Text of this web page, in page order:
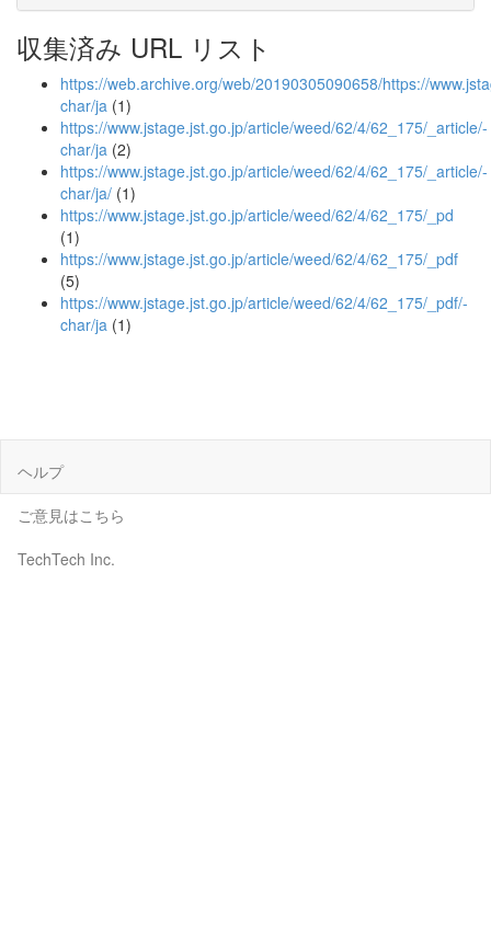
収集済み URL リスト
https://web.archive.org/web/20190305090658/https://
char/ja (1)
https://www.jstage.jst.go.jp/article/weed/62/4/62_175/_article/-
char/ja (2)
https://www.jstage.jst.go.jp/article/weed/62/4/62_175/_article/-
char/ja/ (1)
https://www.jstage.jst.go.jp/article/weed/62/4/62_175/_pd
(1)
https://www.jstage.jst.go.jp/article/weed/62/4/62_175/_pdf
(5)
https://www.jstage.jst.go.jp/article/weed/62/4/62_175/_pdf/-
char/ja (1)
ヘルプ
ご意見はこちら
TechTech Inc.